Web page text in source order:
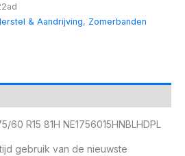
& Aandrijving, Zomerbanden
60 R15 81H NE1756015HNBLHDPL
gebruik van de nieuwste